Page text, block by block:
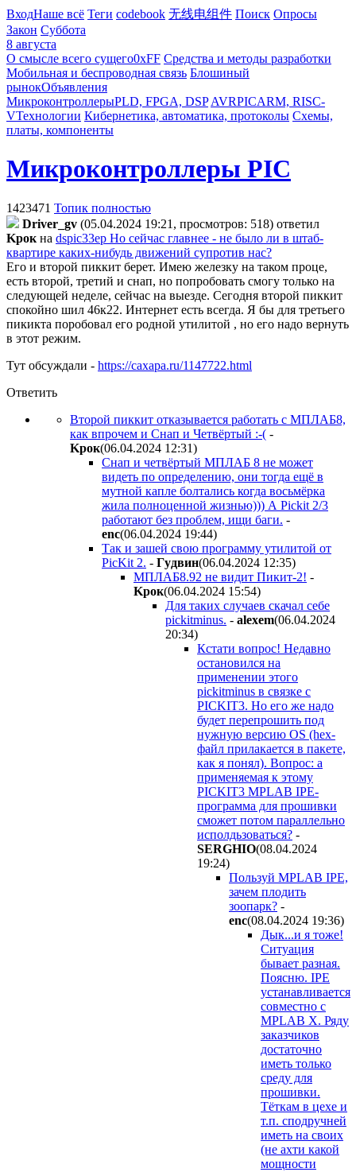
ВходНаше всё Теги codebook 无线电组件 Поиск Опросы
Закон Суббота
8 августа
О смысле всего сущего0xFF Средства и методы разработки
Мобильная и беспроводная связь Блошиный
рынокОбъявления
МикроконтроллерыPLD, FPGA, DSP AVRPICARM, RISC-
VТехнологии Кибернетика, автоматика, протоколы Схемы,
платы, компоненты
Микроконтроллеры PIC
1423471 Топик полностью
Driver_gv (05.04.2024 19:21, просмотров: 518) ответил
Kpoк на dspic33ep Но сейчас главнее - не было ли в штаб-
квартире каких-нибудь движений супротив нас?
Его и второй пиккит берет. Имею железку на таком проце,
есть второй, третий и снап, но попробовать смогу только на
следующей неделе, сейчас на выезде. Сегодня второй пиккит
спокойно шил 46к22. Интернет есть всегда. Я бы для третьего
пикикта поробовал его родной утилитой , но его надо вернуть
в этот режим.
Тут обсуждали - https://caxapa.ru/1147722.html
Ответить
Второй пиккит отказывается работать с МПЛАБ8,
как впрочем и Снап и Четвёртый :-( -
Kpoк(06.04.2024 12:31)
Снап и четвёртый МПЛАБ 8 не может
видеть по определению, они тогда ещё в
мутной капле болтались когда восьмёрка
жила полноценной жизнью))) А Pickit 2/3
работают без проблем, ищи баги. -
enc(06.04.2024 19:44)
Так и зашей свою программу утилитой от
PicKit 2. - Гyдвин(06.04.2024 12:35)
МПЛАБ8.92 не видит Пикит-2! -
Kpoк(06.04.2024 15:54)
Для таких случаев скачал себе
pickitminus. - alexem(06.04.2024
20:34)
Кстати вопрос! Недавно
остановился на
применении этого
pickitminus в связке с
PICKIT3. Но его же надо
будет перепрошить под
нужную версию ОS (hex-
файл прилакается в пакете,
как я понял). Вопрос: а
применяемая к этому
PICKIT3 MPLAB IPE-
программа для прошивки
сможет потом параллельно
исполдьзоваться? -
SERGHIO(08.04.2024
19:24)
Пользуй MPLAB IPE,
зачем плодить
зоопарк? -
enc(08.04.2024 19:36)
Дык...и я тоже!
Ситуация
бывает разная.
Поясню. IPE
устанавливается
совместно с
MPLAB X. Ряду
заказчиков
достаточно
иметь только
среду для
прошивки.
Тёткам в цехе и
т.п. сподручней
иметь на своих
(не ахти какой
мощности